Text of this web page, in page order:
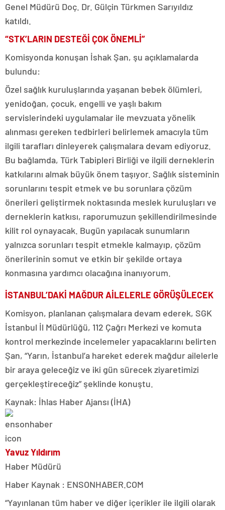
Genel Müdürü Doç. Dr. Gülçin Türkmen Sarıyıldız
katıldı.
“STK’LARIN DESTEĞİ ÇOK ÖNEMLİ”
Komisyonda konuşan İshak Şan, şu açıklamalarda
bulundu:
Özel sağlık kuruluşlarında yaşanan bebek ölümleri,
yenidoğan, çocuk, engelli ve yaşlı bakım
servislerindeki uygulamalar ile mevzuata yönelik
alınması gereken tedbirleri belirlemek amacıyla tüm
ilgili tarafları dinleyerek çalışmalara devam ediyoruz.
Bu bağlamda, Türk Tabipleri Birliği ve ilgili derneklerin
katkılarını almak büyük önem taşıyor. Sağlık sisteminin
sorunlarını tespit etmek ve bu sorunlara çözüm
önerileri geliştirmek noktasında meslek kuruluşları ve
derneklerin katkısı, raporumuzun şekillendirilmesinde
kilit rol oynayacak. Bugün yapılacak sunumların
yalnızca sorunları tespit etmekle kalmayıp, çözüm
önerilerinin somut ve etkin bir şekilde ortaya
konmasına yardımcı olacağına inanıyorum.
İSTANBUL’DAKİ MAĞDUR AİLELERLE GÖRÜŞÜLECEK
Komisyon, planlanan çalışmalara devam ederek, SGK
İstanbul İl Müdürlüğü, 112 Çağrı Merkezi ve komuta
kontrol merkezinde incelemeler yapacaklarını belirten
Şan, “Yarın, İstanbul’a hareket ederek mağdur ailelerle
bir araya geleceğiz ve iki gün sürecek ziyaretimizi
gerçekleştireceğiz” şeklinde konuştu.
Kaynak: İhlas Haber Ajansı (İHA)
Yavuz Yıldırım
Haber Müdürü
Haber Kaynak : ENSONHABER.COM
“Yayınlanan tüm haber ve diğer içerikler ile ilgili olarak